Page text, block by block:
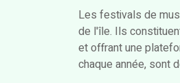
Les festivals de
de l'île. Ils
et offrant une
chaque année, sont